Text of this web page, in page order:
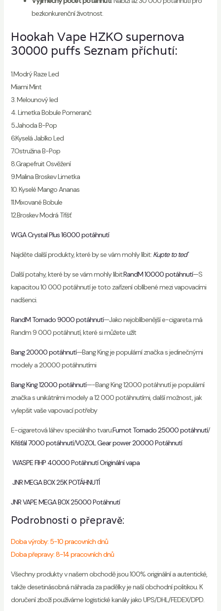
bezkonkurenční životnost.
Hookah Vape HZKO supernova
30000 puffs Seznam příchutí:
1.Modrý Raze Led
Miami Mint
3. Melounový led
4. Limetka Bobule Pomeranč
5.Jahoda B-Pop
6.Kyselá Jablko Led
7.Ostružina B-Pop
8.Grapefruit Osvěžení
9.Malina Broskev Limetka
10. Kyselé Mango Ananas
11.Mixované Bobule
12.Broskev Modrá Tříšť
WGA Crystal Plus 16000 potáhnutí
Najděte další produkty, které by se vám mohly líbit:Kupte to teď
Další potahy, které by se vám mohly líbit:RandM 10000 potáhnutí—S
kapacitou 10 000 potáhnutí je toto zařízení oblíbené mezi vapovacími
nadšenci.
RandM Tornado 9000 potáhnutí—Jako nejoblíbenější e-cigareta má
Randm 9 000 potáhnutí, které si můžete užít
Bang 20000 potáhnutí—Bang King je populární značka s jedinečnými
modely a 20000 potáhnutími
Bang King 12000 potáhnutí—-Bang King 12000 potáhnutí je populární
značka s unikátními modely a 12 000 potáhnutími, další možnost, jak
vylepšit vaše vapovací potřeby
E-cigaretová láhev speciálního tvaru:Fumot Tornado 25000 potáhnutí/
Křišťál 7000 potáhnutí/VOZOL Gear power 20000 Potáhnutí
WASPE FIHP 40000 Potáhnutí Originální vapa
JNR MEGA BOX 25K POTÁHNUTÍ
JNR VAPE MEGA BOX 25000 Potáhnutí
Podrobnosti o přepravě:
Doba výroby: 5-10 pracovních dnů
Doba přepravy: 8-14 pracovních dnů
Všechny produkty v našem obchodě jsou 100% originální a autentické,
takže desetinásobná náhrada za padělky je naší obchodní politikou. K
doručení zboží používáme logistické kanály jako UPS/DHL/FEDEX/DPD.